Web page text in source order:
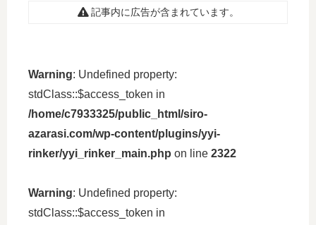
記事内に広告が含まれています。
Warning: Undefined property:
stdClass::$access_token in
/home/c7933325/public_html/siro-
azarasi.com/wp-content/plugins/yyi-
rinker/yyi_rinker_main.php on line 2322
Warning: Undefined property:
stdClass::$access_token in